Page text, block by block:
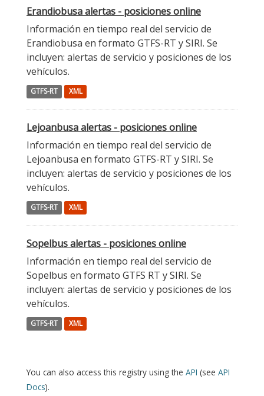
Erandiobusa alertas - posiciones online
Información en tiempo real del servicio de
Erandiobusa en formato GTFS-RT y SIRI. Se
incluyen: alertas de servicio y posiciones de los
vehículos.
GTFS-RT XML
Lejoanbusa alertas - posiciones online
Información en tiempo real del servicio de
Lejoanbusa en formato GTFS-RT y SIRI. Se
incluyen: alertas de servicio y posiciones de los
vehículos.
GTFS-RT XML
Sopelbus alertas - posiciones online
Información en tiempo real del servicio de
Sopelbus en formato GTFS RT y SIRI. Se
incluyen: alertas de servicio y posiciones de los
vehículos.
GTFS-RT XML
You can also access this registry using the API (see API
Docs).